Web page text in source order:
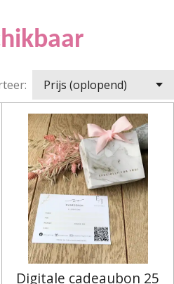
Digitale cadeaubon 25